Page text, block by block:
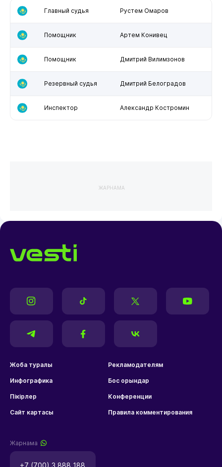
Главный судья Рустем Омаров
Помощник Артем Конивец
Помощник Дмитрий Вилимзонов
Резервный судья Дмитрий Белоградов
Инспектор Александр Костромин
ЖАРНАМА
Жоба туралы Рекламодателям
Инфографика Бос орындар
Пікірлер Конференции
Сайт картасы Правила комментирования
Жарнама